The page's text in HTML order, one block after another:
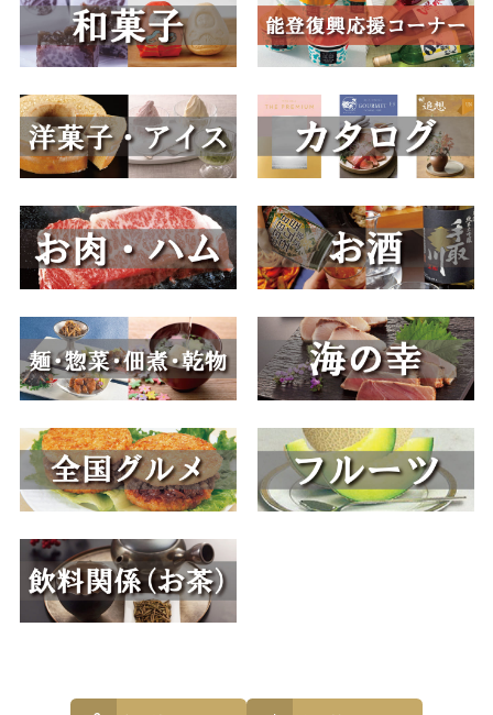
離島にはお届
け出来ませ
ん。
海道・沖縄・
離島にはお届
け出来ませ